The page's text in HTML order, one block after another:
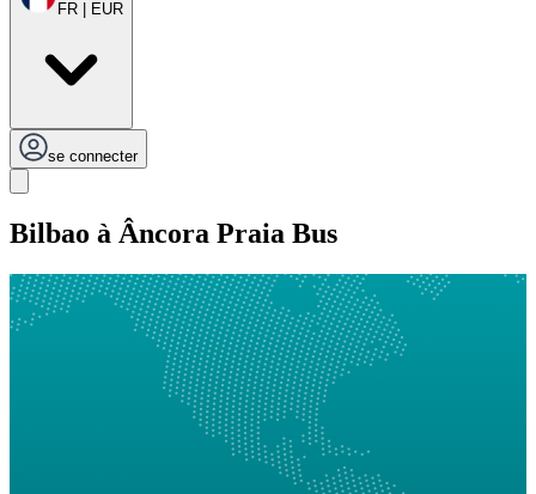
FR | EUR
se connecter
Bilbao à Âncora Praia Bus